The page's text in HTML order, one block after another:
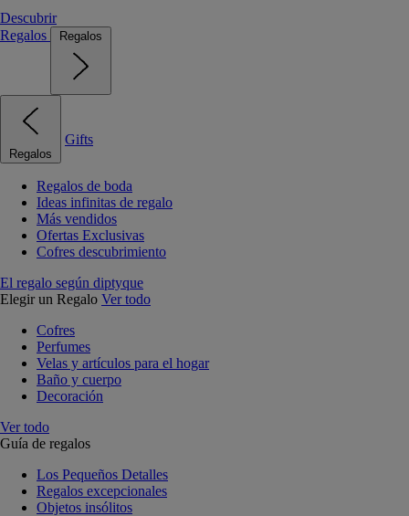
Descubrir
Regalos
Regalos
Regalos
Gifts
Regalos de boda
Ideas infinitas de regalo
Más vendidos
Ofertas Exclusivas
Cofres descubrimiento
El regalo según diptyque
Elegir un Regalo Ver todo
Cofres
Perfumes
Velas y artículos para el hogar
Baño y cuerpo
Decoración
Ver todo
Guía de regalos
Los Pequeños Detalles
Regalos excepcionales
Objetos insólitos